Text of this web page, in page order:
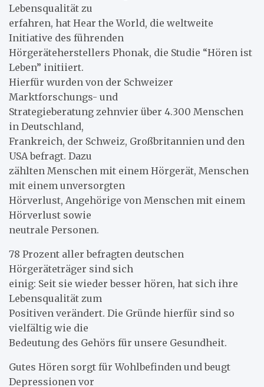
Lebensqualität zu
erfahren, hat Hear the World, die weltweite
Initiative des führenden
Hörgeräteherstellers Phonak, die Studie “Hören ist
Leben” initiiert.
Hierfür wurden von der Schweizer
Marktforschungs- und
Strategieberatung zehnvier über 4.300 Menschen
in Deutschland,
Frankreich, der Schweiz, Großbritannien und den
USA befragt. Dazu
zählten Menschen mit einem Hörgerät, Menschen
mit einem unversorgten
Hörverlust, Angehörige von Menschen mit einem
Hörverlust sowie
neutrale Personen.
78 Prozent aller befragten deutschen
Hörgeräteträger sind sich
einig: Seit sie wieder besser hören, hat sich ihre
Lebensqualität zum
Positiven verändert. Die Gründe hierfür sind so
vielfältig wie die
Bedeutung des Gehörs für unsere Gesundheit.
Gutes Hören sorgt für Wohlbefinden und beugt
Depressionen vor